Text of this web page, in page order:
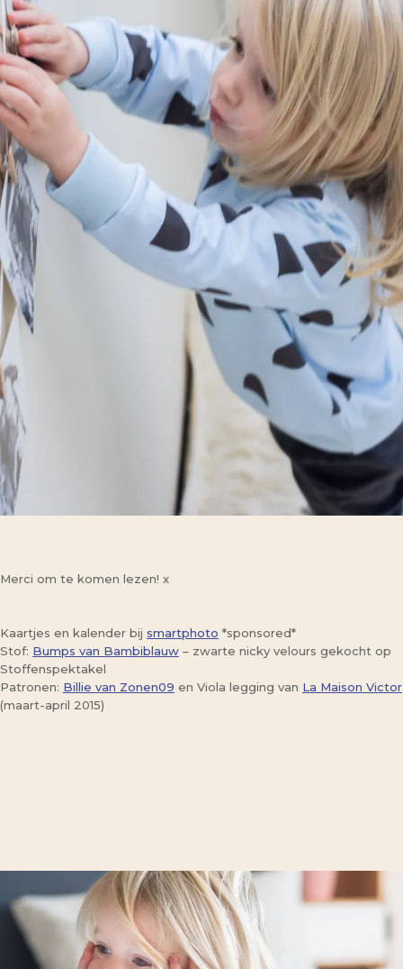
Merci om te komen lezen! x
Kaartjes en kalender bij smartphoto *sponsored*
Stof: Bumps van Bambiblauw – zwarte nicky velours gekocht op
Stoffenspektakel
Patronen: Billie van Zonen09 en Viola legging van La Maison Victor
(maart-april 2015)